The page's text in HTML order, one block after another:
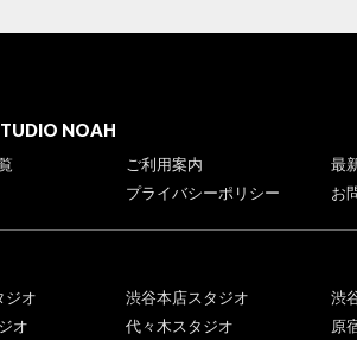
NOAH
ご利用案内
最
プライバシーポリシー お
ジオ 渋谷本店スタジオ
渋
オ
代々木スタジオ
原